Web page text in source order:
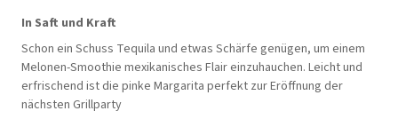
In Saft und Kraft
Schon ein Schuss Tequila und etwas Schärfe genügen, um einem
Melonen-Smoothie mexikanisches Flair einzuhauchen. Leicht und
erfrischend ist die pinke Margarita perfekt zur Eröffnung der
nächsten Grillparty